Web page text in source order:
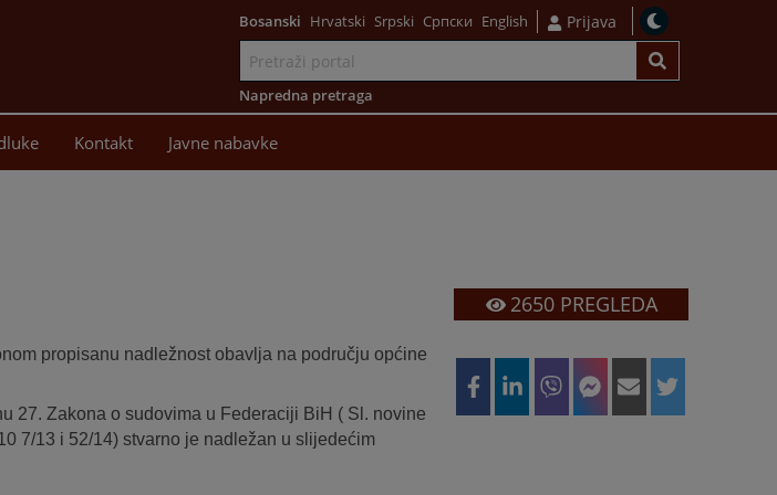
Bosanski Hrvatski Srpski Српски English Prijava
Napredna pretraga
Kontakt Javne nabavke
propisanu nadležnost obavlja na području općine
27. Zakona o sudovima u Federaciji BiH ( Sl. novine
7/13 i 52/14) stvarno je nadležan u slijedećim
2650PREGLEDA